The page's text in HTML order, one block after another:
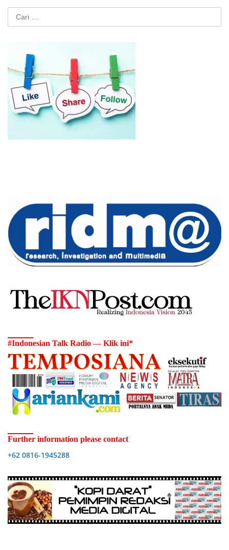
#Indonesian Talk Radio — Klik ini*
Further information please contact
+62 0816-1945288